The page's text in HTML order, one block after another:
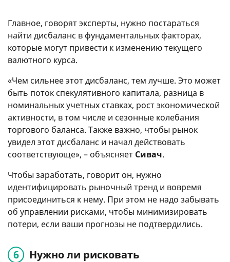
Главное, говорят эксперты, нужно постараться
найти дисбаланс в фундаментальных факторах,
которые могут привести к изменению текущего
валютного курса.
«Чем сильнее этот дисбаланс, тем лучше. Это может
быть поток спекулятивного капитала, разница в
номинальных учетных ставках, рост экономической
активности, в том числе и сезонные колебания
торгового баланса. Также важно, чтобы рынок
увидел этот дисбаланс и начал действовать
соответствующе», – объясняет Сивач.
Чтобы заработать, говорит он, нужно
идентифицировать рыночный тренд и вовремя
присоединиться к нему. При этом не надо забывать
об управлении рисками, чтобы минимизировать
потери, если ваши прогнозы не подтвердились.
Нужно ли рисковать